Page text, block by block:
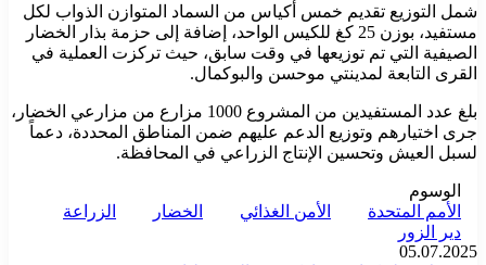
شمل التوزيع تقديم خمس أكياس من السماد المتوازن الذواب لكل
مستفيد، بوزن 25 كغ للكيس الواحد، إضافة إلى حزمة بذار الخضار
الصيفية التي تم توزيعها في وقت سابق، حيث تركزت العملية في
القرى التابعة لمدينتي موحسن والبوكمال.
بلغ عدد المستفيدين من المشروع 1000 مزارع من مزارعي الخضار،
جرى اختيارهم وتوزيع الدعم عليهم ضمن المناطق المحددة، دعماً
لسبل العيش وتحسين الإنتاج الزراعي في المحافظة.
الوسوم
الأمم المتحدة
الأمن الغذائي الخضار
الزراعة
دير الزور
05.07.2025